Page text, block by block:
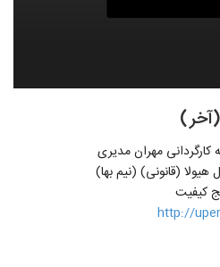
کارگردانی مهران مدیری
http://